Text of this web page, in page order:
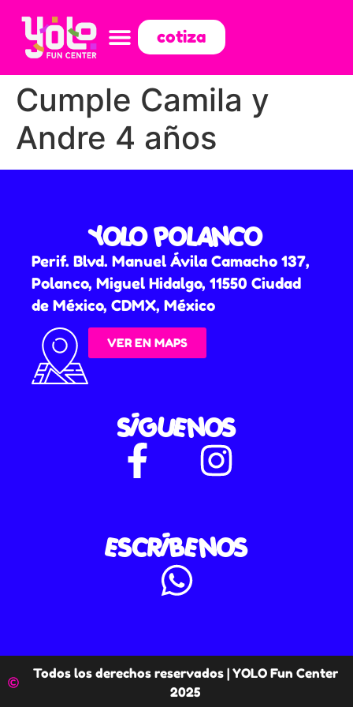
cotiza
Cumple Camila y
Andre 4 años
YOLO POLANCO
Perif. Blvd. Manuel Ávila Camacho 137,
Polanco, Miguel Hidalgo, 11550 Ciudad
de México, CDMX, México
VER EN MAPS
SÍGUENOS
ESCRÍBENOS
Todos los derechos reservados | YOLO Fun Center
2025